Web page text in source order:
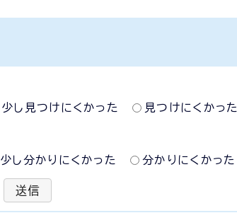
少し見つけにくかった 見つけにくかった
少し分かりにくかった 分かりにくかった
送信